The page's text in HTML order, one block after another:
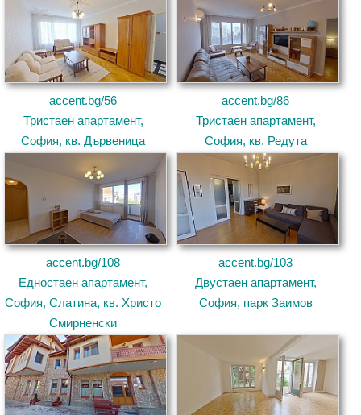
accent.bg/56
Тристаен апартамент,
София, кв. Дървеница
accent.bg/86
Тристаен апартамент,
София, кв. Редута
accent.bg/108
Едностаен апартамент,
София, Слатина, кв. Христо
Смирненски
accent.bg/103
Двустаен апартамент,
София, парк Заимов